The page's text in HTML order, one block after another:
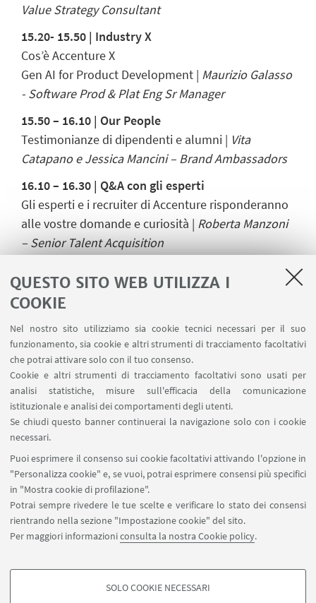
QUESTO SITO WEB UTILIZZA I
COOKIE
Nel nostro sito utilizziamo sia cookie tecnici necessari per il suo
funzionamento, sia cookie e altri strumenti di tracciamento facoltativi
che potrai attivare solo con il tuo consenso.
Cookie e altri strumenti di tracciamento facoltativi sono usati per
analisi statistiche, misure sull'efficacia della comunicazione
istituzionale e analisi dei comportamenti degli utenti.
Se chiudi questo banner continuerai la navigazione solo con i cookie
necessari.
Puoi esprimere il consenso sui cookie facoltativi attivando l'opzione in
"Personalizza cookie" e, se vuoi, potrai esprimere consensi più specifici
in "Mostra cookie di profilazione".
Potrai sempre rivedere le tue scelte e verificare lo stato dei consensi
rientrando nella sezione "Impostazione cookie" del sito.
Per maggiori informazioniconsulta la nostra Cookie policy.
SOLO COOKIE NECESSARI
Value Strategy Consultant
15.20- 15.50 | Industry X
Cos’è Accenture X
Gen AI for Product Development | Maurizio Galasso
- Software Prod & Plat Eng Sr Manager
15.50 – 16.10 | Our People
Testimonianze di dipendenti e alumni | Vita
Catapano e Jessica Mancini – Brand Ambassadors
16.10 – 16.30 | Q&A con gli esperti
Gli esperti e i recruiter di Accenture risponderanno
alle vostre domande e curiosità | Roberta Manzoni
– Senior Talent Acquisition
Dalle 10.30 alle 16.00 - Atrio piano terra
Sarà allestito uno stand aziendale per attività di
networking e per scoprire i progetti più innovativi
sviluppati dall'azienda.
Target
Sono invitati studenti e laureati triennali e
magistrali di ambito STEM
Contatti